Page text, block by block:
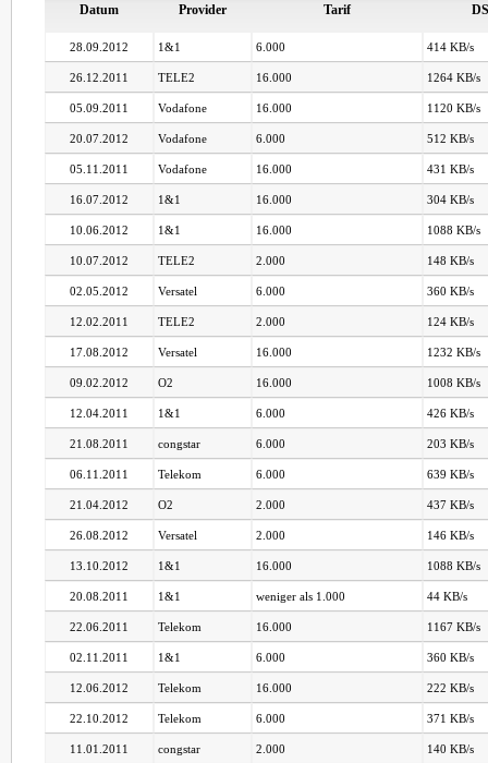
Datum Provider Tarif
28.09.2012 1&1 6.000 414 KB/s
26.12.2011 TELE2 16.000 1264 KB/s
05.09.2011 Vodafone 16.000 1120 KB/s
20.07.2012 Vodafone 6.000 512 KB/s
05.11.2011 Vodafone 16.000 431 KB/s
16.07.2012 1&1 16.000 304 KB/s
10.06.2012 1&1 16.000 1088 KB/s
10.07.2012 TELE2 2.000 148 KB/s
02.05.2012 Versatel 6.000 360 KB/s
12.02.2011 TELE2 2.000 124 KB/s
17.08.2012 Versatel 16.000 1232 KB/s
09.02.2012 O2 16.000 1008 KB/s
12.04.2011 1&1 6.000 426 KB/s
21.08.2011 congstar 6.000 203 KB/s
06.11.2011 Telekom 6.000 639 KB/s
21.04.2012 O2 2.000 437 KB/s
26.08.2012 Versatel 2.000 146 KB/s
13.10.2012 1&1 16.000 1088 KB/s
20.08.2011 1&1 weniger als 1.000 44 KB/s
22.06.2011 Telekom 16.000 1167 KB/s
02.11.2011 1&1 6.000 360 KB/s
12.06.2012 Telekom 16.000 222 KB/s
22.10.2012 Telekom 6.000 371 KB/s
11.01.2011 congstar 2.000 140 KB/s